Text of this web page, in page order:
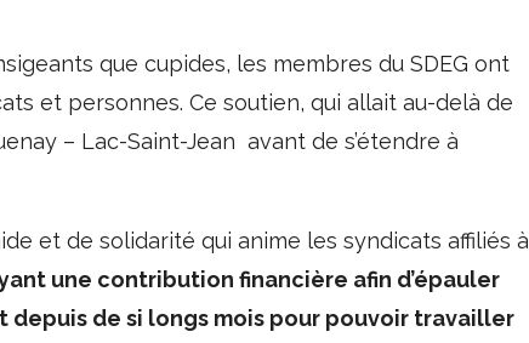
que cupides, les membres du SDEG ont
et personnes. Ce soutien, qui allait au-delà de
– Lac-Saint-Jean avant de s’étendre à
et de solidarité qui anime les syndicats affiliés à
une contribution financière afin d’épauler
depuis de si longs mois pour pouvoir travailler